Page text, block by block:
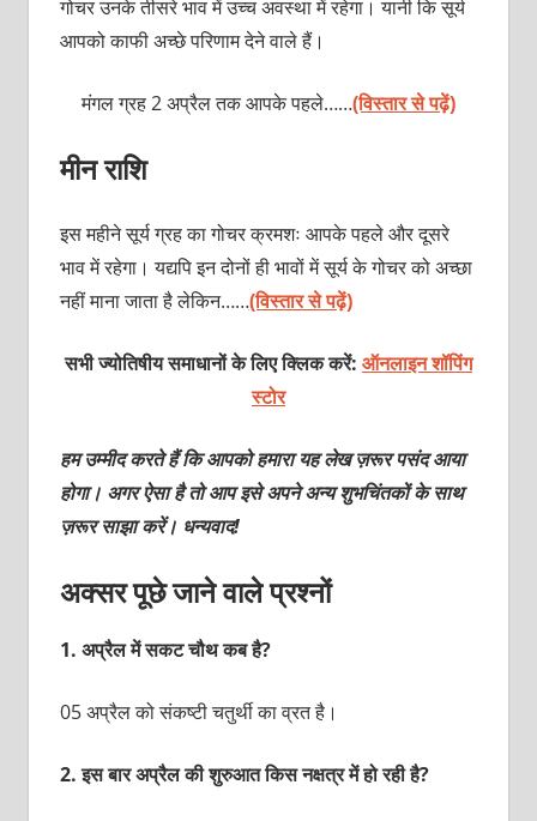
गोचर उनके तीसरे भाव में उच्च अवस्था में रहेगा। यानी कि सूर्य
आपको काफी अच्छे परिणाम देने वाले हैं।
मंगल ग्रह 2 अप्रैल तक आपके पहले……(विस्तार से पढ़ें)
मीन राशि
इस महीने सूर्य ग्रह का गोचर क्रमशः आपके पहले और दूसरे
भाव में रहेगा। यद्यपि इन दोनों ही भावों में सूर्य के गोचर को अच्छा
नहीं माना जाता है लेकिन……(विस्तार से पढ़ें)
सभी ज्योतिषीय समाधानों के लिए क्लिक करें: ऑनलाइन शॉपिंग
स्टोर
हम उम्मीद करते हैं कि आपको हमारा यह लेख ज़रूर पसंद आया
होगा। अगर ऐसा है तो आप इसे अपने अन्य शुभचिंतकों के साथ
ज़रूर साझा करें। धन्यवाद!
अक्सर पूछे जाने वाले प्रश्नों
1. अप्रैल में सकट चौथ कब है?
05 अप्रैल को संकष्टी चतुर्थी का व्रत है।
2.इस बार अप्रैल की शुरुआत किस नक्षत्र में हो रही है?